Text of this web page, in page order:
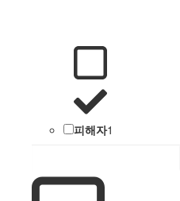
피해자1